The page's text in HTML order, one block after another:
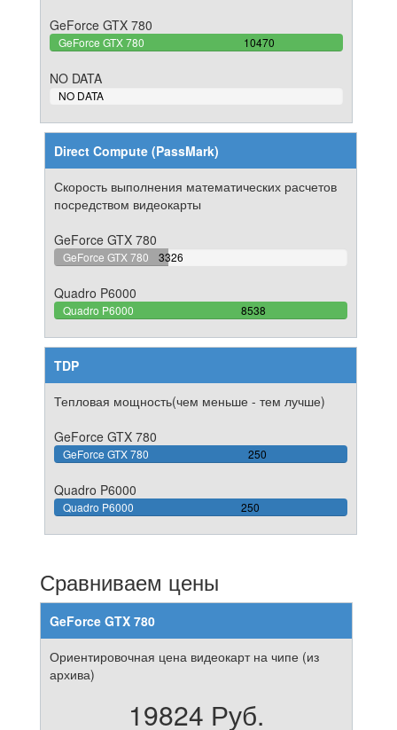
GeForce GTX 780
GeForce GTX 780 10470
100%
NO DATA
NO DATA
0%
Direct Compute (PassMark)
Скорость выполнения математических расчетов
посредством видеокарты
GeForce GTX 780
GeForce GTX 780 3326
38.95525884282%
Quadro P6000
Quadro P6000 8538
100%
TDP
Тепловая мощность(чем меньше - тем лучше)
GeForce GTX 780
GeForce GTX 780 250
100%
Quadro P6000
Quadro P6000 250
100%
Сравниваем цены
GeForce GTX 780
Ориентировочная цена видеокарт на чипе (из
архива)
19824 Руб.